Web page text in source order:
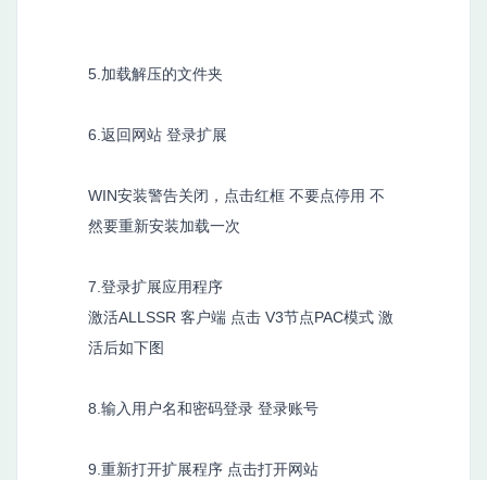
5.加载解压的文件夹
6.返回网站 登录扩展
WIN安装警告关闭，点击红框 不要点停用 不
然要重新安装加载一次
7.登录扩展应用程序
激活ALLSSR 客户端 点击 V3节点PAC模式 激
活后如下图
8.输入用户名和密码登录 登录账号
9.重新打开扩展程序 点击打开网站